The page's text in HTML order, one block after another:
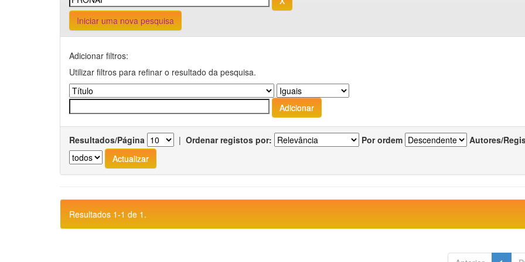
Iniciar uma nova pesquisa
Adicionar filtros:
Utilizar filtros para refinar o resultado da pesquisa.
Resultados/Página | Ordenar registos por: Por ordem Autores/
Resultados 1-1 de 1.